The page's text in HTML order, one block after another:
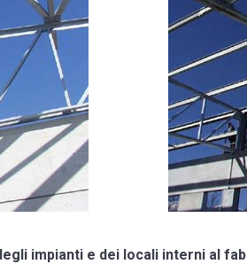
impianti e dei locali interni al